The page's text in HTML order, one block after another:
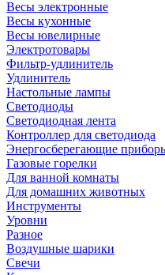
Весы электронные
Весы кухонные
Весы ювелирные
Электротовары
Фильтр-удлинитель
Удлинитель
Настольные лампы
Светодиоды
Светодиодная лента
Контроллер для светодиода
Энергосберегающие
Газовые горелки
Для ванной комнаты
Для домашних животных
Инструменты
Уровни
Разное
Воздушные шарики
Свечи